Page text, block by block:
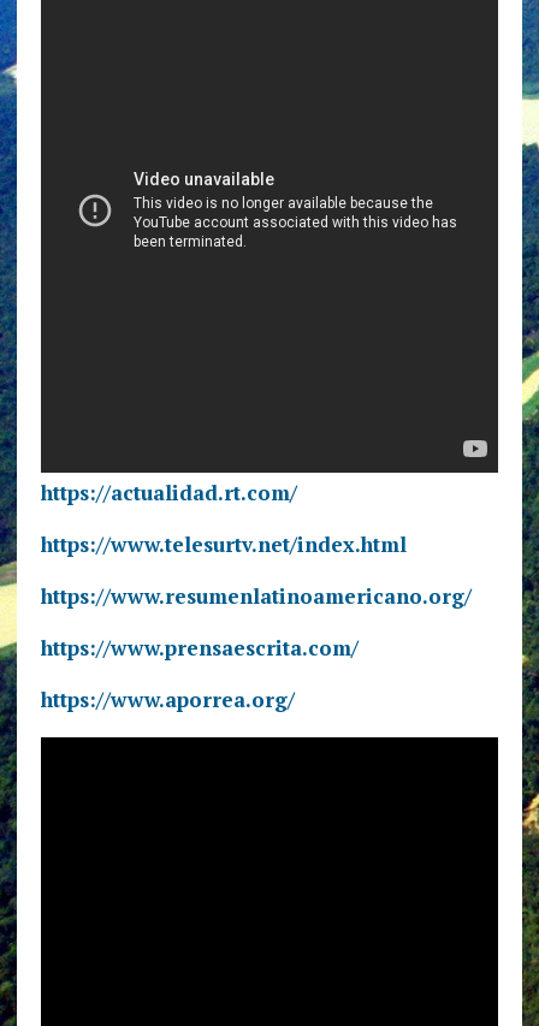
https://actualidad.rt.com/
https://www.telesurtv.net/index.html
https://www.resumenlatinoamericano.org/
https://www.prensaescrita.com/
https://www.aporrea.org/